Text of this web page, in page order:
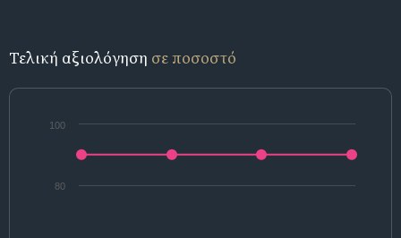
Τελική αξιολόγηση σε ποσοστό
80
100